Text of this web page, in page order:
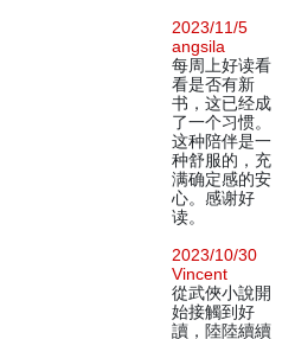
2023/11/5
angsila
每周上好读看
看是否有新
书，这已经成
了一个习惯。
这种陪伴是一
种舒服的，充
满确定感的安
心。感谢好
读。
2023/10/30
Vincent
從武俠小說開
始接觸到好
讀，陸陸續續